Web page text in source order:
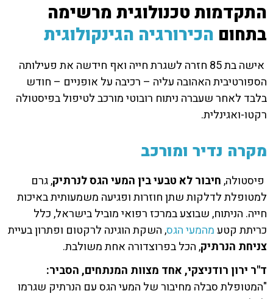
התקדמות טכנולוגית מרשימה
בתחום הכירורגיה הגינקולוגית
אישה בת 85 חזרה לשגרת חייה ואף חידשה את פעילותה
הספורטיבית האהובה עליה – רכיבה על אופניים – חודש
בלבד לאחר שעברה ניתוח רובוטי מורכב לטיפול בפיסטולה
רקטו-ואגינלית.
מקרה נדיר ומורכב
פיסטולה,חיבור לא טבעי בין המעי הגס לנרתיק, גרם
למטופלת לדלקות שתן חוזרות ופגיעה משמעותית באיכות
חייה. הניתוח, שבוצע במרכז רפואי מוביל בישראל, כלל
כריתת קטעמהמעי הגס, השקת הוגינה לרקטום ופתרון בעיית
צניחת הנרתיק, הכל בפרוצדורה אחת משולבת.
ד"ר ירון רודניצקי, אחד מצוות המנתחים, הסביר:
"המטופלת סבלה מחיבור של המעי הגס עם הנרתיק שגרמו